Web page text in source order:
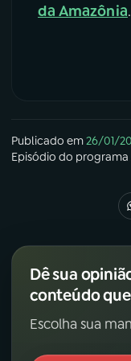
da Amazônia.
Publicado em26/01/
Episódio do programa
Dê sua
conteúdo
Escolha sua